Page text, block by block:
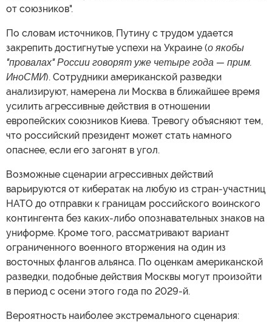
от союзников".
По словам источников, Путину с трудом удается
закрепить достигнутые успехи на Украине (о якобы
"провалах" России говорят уже четыре года — прим.
ИноСМИ). Сотрудники американской разведки
анализируют, намерена ли Москва в ближайшее время
усилить агрессивные действия в отношении
европейских союзников Киева. Тревогу объясняют тем,
что российский президент может стать намного
опаснее, если его загонят в угол.
Возможные сценарии агрессивных действий
варьируются от кибератак на любую из стран-участниц
НАТО до отправки к границам российского воинского
контингента без каких-либо опознавательных знаков на
униформе. Кроме того, рассматривают вариант
ограниченного военного вторжения на один из
восточных флангов альянса. По оценкам американской
разведки, подобные действия Москвы могут произойти
в период с осени этого года по 2029-й.
Вероятность наиболее экстремального сценария: